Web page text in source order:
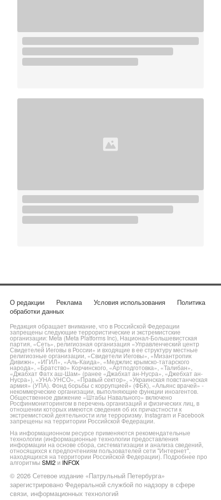
О редакции Реклама Условия использования
Политика
обработки данных
Редакция обращает внимание, что в Российской Федерации
запрещены следующие террористические и экстремистские
организации: Meta (Meta Platforms Inc), Национал-Большевистская
партия, «Сеть», религиозная организация «Управленческий центр
Свидетелей Иеговы в России» и входящие в ее структуру местные
религиозные организации, «Свидетели Иеговы», «Мизантропик
Дивижн», «ИГИЛ», «Аль-Каида», «Меджлис крымско-татарского
народа», «Братство» Корчинского, «Артподготовка», «Талибан»,
«Джабхат Фатх аш-Шам» (ранее «Джабхат ан-Нусра», «Джебхат ан-
Нусра»), «УНА-УНСО», «Правый сектор», «Украинская повстанческая
армия» (УПА). Фонд борьбы с коррупцией» (ФБК), «Альянс врачей» -
некоммерческие организации, выполняющие функции иноагентов.
Общественное движение «Штабы Навального» включено
Росфинмониторингом в перечень организаций и физических лиц, в
отношении которых имеются сведения об их причастности к
экстремистской деятельности или терроризму. Instagram и Facebook
запрещены на территории Российской Федерации.
На информационном ресурсе применяются рекомендательные
технологии (информационные технологии предоставления
информации на основе сбора, систематизации и анализа сведений,
относящихся к предпочтениям пользователей сети "Интернет",
находящихся на территории Российской Федерации). Подробнее про
алгоритмы SMI2 и INFOX
© 2026 Сетевое издание «Патрульный Петербурга»
зарегистрировано Федеральной службой по надзору в сфере
связи, информационных технологий